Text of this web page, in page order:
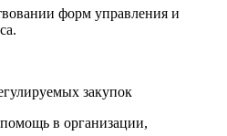
форм управления и
закупок
в организации,